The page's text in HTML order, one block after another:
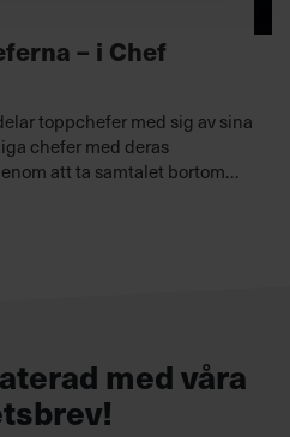
– i Chef
toppchefer med sig av sina
chefer med deras
att ta samtalet bortom
med våra